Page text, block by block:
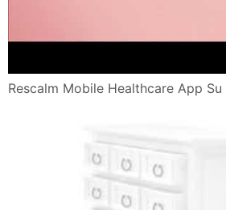
Rescalm Mobile Healthcare App